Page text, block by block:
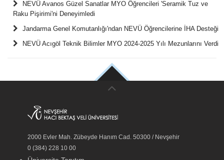
NEVÜ Avanos Güzel Sanatlar MYO Öğrencileri 'Seramik Tuz ve
Raku Pişirimi'ni Deneyimledi
Jandarma Genel Komutanlığı'ndan NEVÜ Öğrencilerine İHA Desteği
NEVÜ Acıgöl Teknik Bilimler MYO 2024-2025 Yılı Mezunlarını Verdi
2000 Evler Mah. Zübeyde Hanım Cad. 50300 / Nevşehir
0 (384) 228 10 00